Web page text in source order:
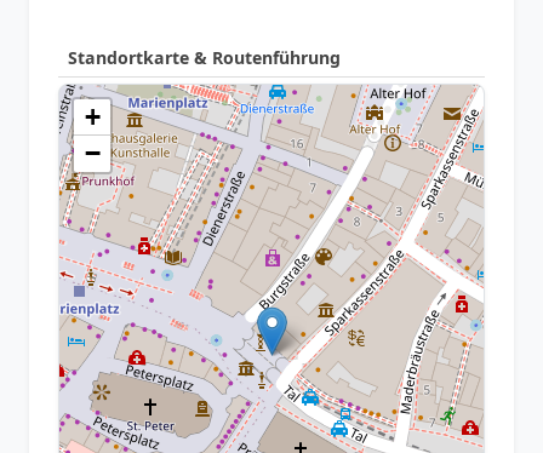
Standortkarte & Routenführung
+
−